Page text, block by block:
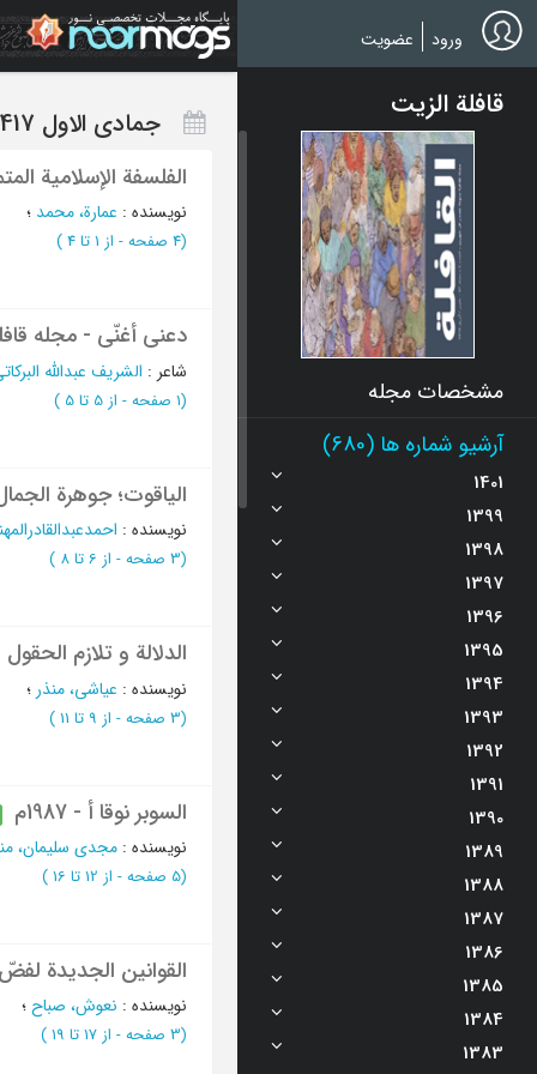
Skip
to
main
ورود عضویت
قافلة الزيت
مشخصات مجله
آرشیو شماره ها (680)
1401
1399
1398
1397
1396
1395
1394
1393
1392
1391
1390
1389
1388
1387
1386
1385
1384
1383
جمادی الاول 1417، الخامس و الأربعون - العدد 5
الفلسفة الإسلامیة
نویسنده : عمارة، محمد ؛
(‎4 صفحه - از 1 تا 4 )
دعني أغنّی - مجله
شاعر : الشریف عبدالله
(‎1 صفحه - از 5 تا 5 )
الیاقوت؛ جوهرة
نویسنده :
(‎3 صفحه - از 6 تا 8 )
الدلالة و تلازم الحقول
نویسنده : عیاشی، منذر ؛
(‎3 صفحه - از 9 تا 11 )
السوبر نوقا أ - 1987م
نویسنده : مجدی سلیمان،
(‎5 صفحه - از 12 تا 16 )
القوانین الجدیدة لفضّ
نویسنده : نعوش، صباح؛
(‎3 صفحه - از 17 تا 19 )